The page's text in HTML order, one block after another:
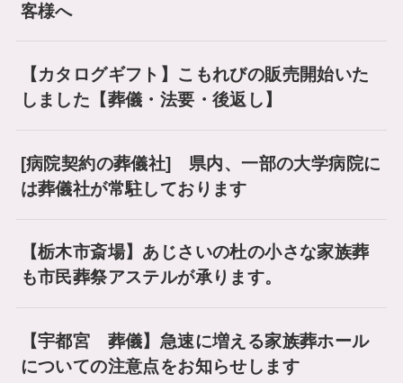
客様へ
【カタログギフト】こもれびの販売開始いた
しました【葬儀・法要・後返し】
[病院契約の葬儀社] 県内、一部の大学病院に
は葬儀社が常駐しております
【栃木市斎場】あじさいの杜の小さな家族葬
も市民葬祭アステルが承ります。
【宇都宮 葬儀】急速に増える家族葬ホール
についての注意点をお知らせします